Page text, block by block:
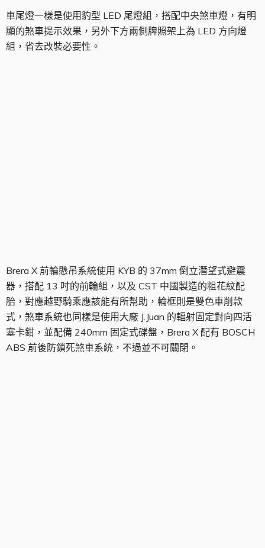
車尾燈一樣是使用豹型 LED 尾燈組，搭配中央煞車燈，有明
顯的煞車提示效果，另外下方兩側牌照架上為 LED 方向燈
組，省去改裝必要性。
Brera X 前輪懸吊系統使用 KYB 的 37mm 倒立潛望式避震
器，搭配 13 吋的前輪組，以及 CST 中國製造的粗花紋配
胎，對應越野騎乘應該能有所幫助，輪框則是雙色車削款
式，煞車系統也同樣是使用大廠 J.Juan 的輻射固定對向四活
塞卡鉗，並配備 240mm 固定式碟盤，Brera X 配有 BOSCH
ABS 前後防鎖死煞車系統，不過並不可關閉。